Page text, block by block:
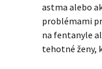
astma alebo
problémami
na fentanyle
tehotné ženy,